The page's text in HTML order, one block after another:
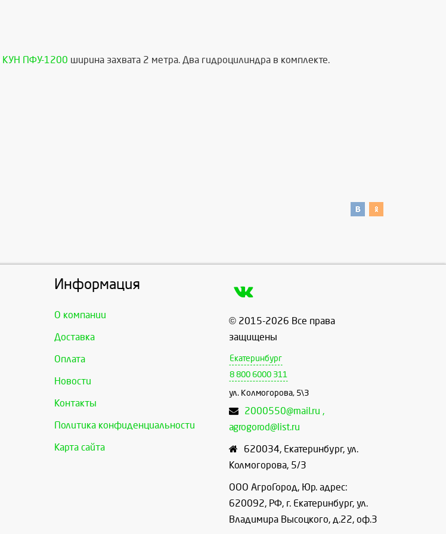
КУН ПФУ-1200 ширина захвата 2 метра. Два гидроцилиндра в комплекте.
Информация
О компании
Доставка
Оплата
Новости
Контакты
Политика конфиденциальности
Карта сайта
© 2015-2026 Все права
защищены
Екатеринбург
8 800 6000 311
ул. Колмогорова, 5\3
2000550@mail.ru ,
agrogorod@list.ru
620034, Екатеринбург, ул.
Колмогорова, 5/3
ООО АгроГород, Юр. адрес:
620092, РФ, г. Екатеринбург, ул.
Владимира Высоцкого, д.22, оф.3